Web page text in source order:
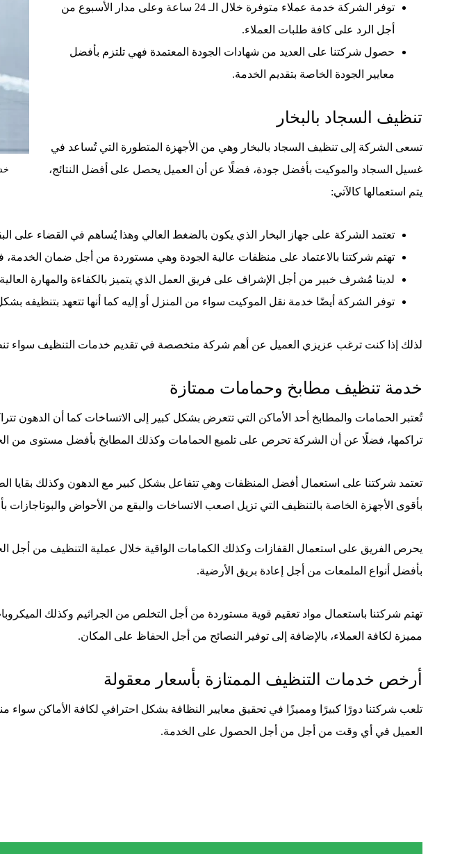
توفر الشركة خدمة عملاء متوفرة خلال الـ 24 ساعة وعلى مدار الأسبوع من
أجل الرد على كافة طلبات العملاء.
حصول شركتنا على العديد من شهادات الجودة المعتمدة فهي تلتزم بأفضل
معايير الجودة الخاصة بتقديم الخدمة.
تنظيف السجاد بالبخار
تسعى الشركة إلى تنظيف السجاد بالبخار وهي من الأجهزة المتطورة التي تُساعد في
غسيل السجاد والموكيت بأفضل جودة، فضلًا عن أن العميل يحصل على أفضل النتائج،
يتم استعمالها كالآتي:
تعتمد الشركة على جهاز البخار الذي يكون بالضغط العالي وهذا يُساهم في القضاء على
تهتم شركتنا بالاعتماد على منظفات عالية الجودة وهي مستوردة من أجل ضمان الخدمة،
لدينا مُشرف خبير من أجل الإشراف على فريق العمل الذي يتميز بالكفاءة والمهارة
توفر الشركة أيضًا خدمة نقل الموكيت سواء من المنزل أو إليه كما أنها تتعهد بتنظيفه
لذلك إذا كنت ترغب عزيزي العميل عن أهم شركة متخصصة في تقديم خدمات التنظيف سواء تنظيف
خدمة تنظيف مطابخ وحمامات ممتازة
تُعتبر الحمامات والمطابخ أحد الأماكن التي تتعرض بشكل كبير إلى الاتساخات كما أن
تراكمها، فضلًا عن أن الشركة تحرص على تلميع الحمامات وكذلك المطابخ بأفضل مستوى من
تعتمد شركتنا على استعمال أفضل المنظفات وهي تتفاعل بشكل كبير مع الدهون وكذلك بقايا
بأقوى الأجهزة الخاصة بالتنظيف التي تزيل اصعب الاتساخات والبقع من الأحواض والبوتاجازات
يحرص الفريق على استعمال القفازات وكذلك الكمامات الواقية خلال عملية التنظيف من أجل
بأفضل أنواع الملمعات من أجل إعادة بريق الأرضية.
تهتم شركتنا باستعمال مواد تعقيم قوية مستوردة من أجل التخلص من الجراثيم وكذلك
مميزة لكافة العملاء، بالإضافة إلى توفير النصائح من أجل الحفاظ على المكان.
أرخص خدمات التنظيف الممتازة بأسعار معقولة
تلعب شركتنا دورًا كبيرًا ومميزًا في تحقيق معايير النظافة بشكل احترافي لكافة الأماكن
العميل في أي وقت من أجل من أجل الحصول على الخدمة.